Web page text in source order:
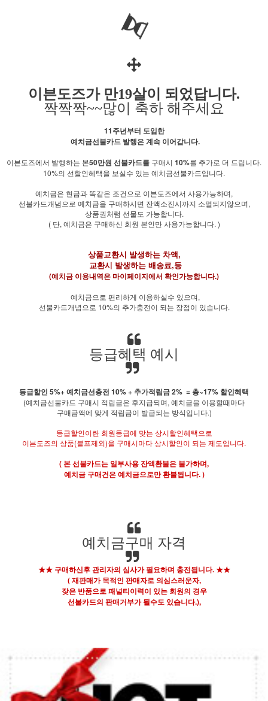
이븐도즈가 만19살이 되었답니다.
짝짝짝~~많이 축하 해주세요
11주년부터 도입한
예치금선불카드 발행은 계속 이어갑니다.
이븐도즈에서 발행하는 본50만원 선불카드를 구매시 10%를 추가로 더 드립니다.
10%의 선할인혜택을 보실수 있는 예치금선불카드입니다.
예치금은 현금과 똑같은 조건으로 이븐도즈에서 사용가능하며,
선불카드개념으로 예치금을 구매하시면 잔액소진시까지 소멸되지않으며,
상품권처럼 선물도 가능합니다.
( 단, 예치금은 구매하신 회원 본인만 사용가능합니다. )
상품교환시 발생하는 차액,
교환시 발생하는 배송료,등
(예치금 이용내역은 마이페이지에서 확인가능합니다.)
예치금으로 편리하게 이용하실수 있으며,
선불카드개념으로 10%의 추가충전이 되는 장점이 있습니다.
등급혜택 예시
등급할인 5%+ 예치금선충전 10% + 추가적립금 2% = 총~17% 할인혜택
(예치금선불카드 구매시 적립금은 후지급되며, 예치금을 이용할때마다
구매금액에 맞게 적립금이 발급되는 방식입니다.)
등급할인이란 회원등급에 맞는 상시할인혜택으로
이븐도즈의 상품(블프제외)을 구매시마다 상시할인이 되는 제도입니다.
( 본 선불카드는 일부사용 잔액환불은 불가하며,
예치금 구매건은 예치금으로만 환불됩니다. )
예치금구매 자격
★★ 구매하신후 관리자의 심사가 필요하며 충전됩니다. ★★
( 재판매가 목적인 판매자로 의심스러운자,
잦은 반품으로패널티이력이 있는 회원의 경우
선불카드의 판매거부가 될수도 있습니다.),